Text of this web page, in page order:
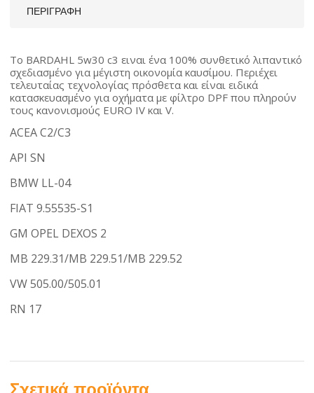
ΠΕΡΙΓΡΑΦΉ
Το BARDAHL 5w30 c3 ειναι ένα 100% συνθετικό λιπαντικό
σχεδιασμένο για μέγιστη οικονομία καυσίμου. Περιέχει
τελευταίας τεχνολογίας πρόσθετα και είναι ειδικά
κατασκευασμένο για οχήματα με φίλτρο DPF που πληρούν
τους κανονισμούς EURO IV και V.
ACEA C2/C3
API SN
BMW LL-04
FIAT 9.55535-S1
GM OPEL DEXOS 2
MB 229.31/MB 229.51/MB 229.52
VW 505.00/505.01
RN 17
Σχετικά προϊόντα